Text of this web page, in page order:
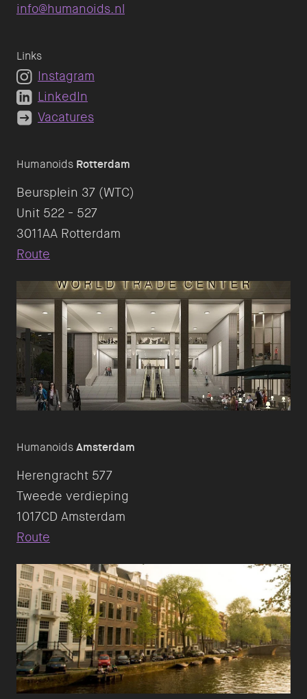
Humanoids Rotterdam
Beursplein 37 (WTC)
Unit 522 - 527
Route
HumanoidsAmsterdam
Herengracht 577
Tweede verdieping
Route
info@humanoids.nl
Links
Instagram
LinkedIn
Vacatures